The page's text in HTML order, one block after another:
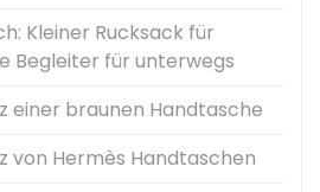
Kleiner Rucksack für
Begleiter für unterwegs
einer braunen Handtasche
von Hermès Handtaschen